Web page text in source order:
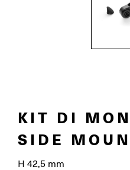
KIT DI
SIDE
H 42,5 mm